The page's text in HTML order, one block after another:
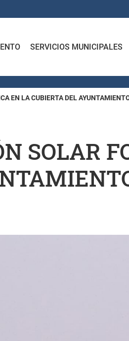
SERVICIOS MUNICIPALES
EN LA CUBIERTA DEL
SOLAR